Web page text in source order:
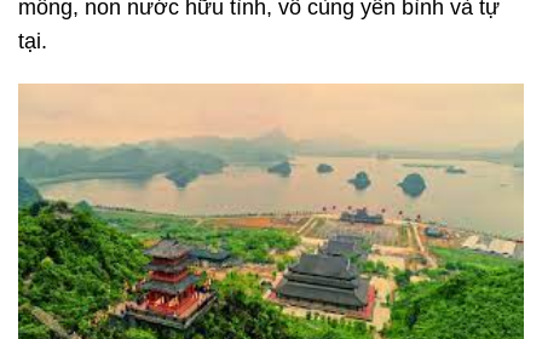
mông, non nước hữu tình, vô cùng yên bình và tự
tại.